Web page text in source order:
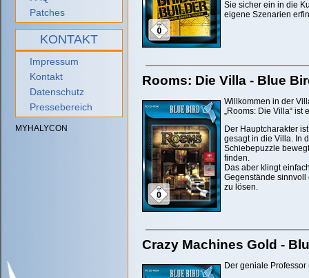
Patches
KONTAKT
Impressum
Kontakt
Datenschutz
Pressebereich
MYHALYCON
Sie sicher ein in die
eigene Szenarien
Rooms: Die Villa - Blue
Willkommen in der
„Rooms: Die Villa“
Der Hauptcharakter
gesagt in die Villa. In
Schiebepuzzle
finden.
Das aber klingt
Gegenstände sinnvoll
zu lösen.
Crazy Machines Gold -
Der geniale